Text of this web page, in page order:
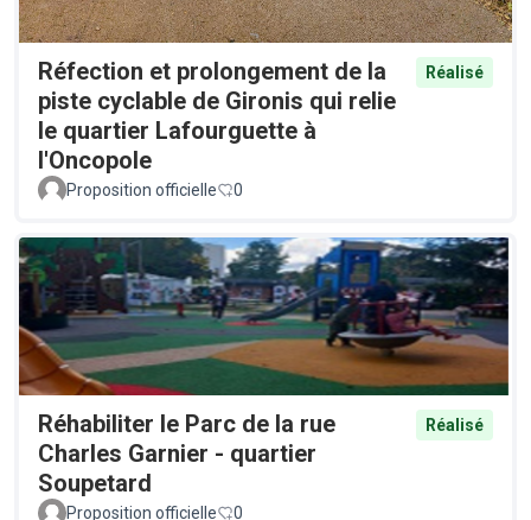
Réfection et prolongement de la
piste cyclable de Gironis qui relie
le quartier Lafourguette à
l'Oncopole
Réalisé
Proposition officielle 0
Réhabiliter le Parc de la rue
Charles Garnier - quartier
Soupetard
Réalisé
Proposition officielle 0